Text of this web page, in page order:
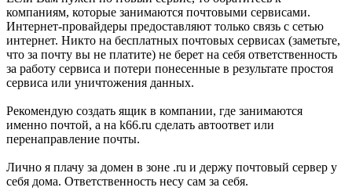
компаниям, которые занимаются почтовыми сервисами.
Интернет-провайдеры предоставляют только связь с сетью
интернет. Никто на бесплатных почтовых сервисах (заметьте,
что за почту вы не платите) не берет на себя ответственность
за работу сервиса и потери понесенные в результате простоя
сервиса или уничтожения данных.
Рекомендую создать ящик в компании, где занимаются
именно почтой, а на k66.ru сделать автоответ или
перенаправление почты.
Лично я плачу за домен в зоне .ru и держу почтовый сервер у
себя дома. Ответственность несу сам за себя.